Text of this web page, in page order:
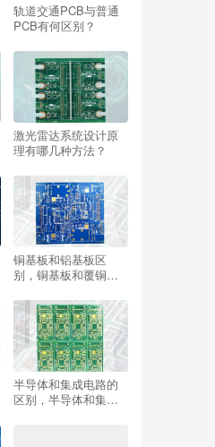
轨道交通PCB与普通
PCB有何区别？
激光雷达系统设计原
理有哪几种方法？
铜基板和铝基板区
别，铜基板和覆铜板
半导体和集成电路的
区别，半导体和集成